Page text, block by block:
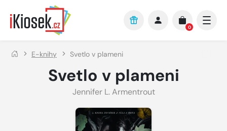
Přejít na hlavní obsah
0
E-knihy Svetlo v plameni
Svetlo v plameni
Jennifer L. Armentrout